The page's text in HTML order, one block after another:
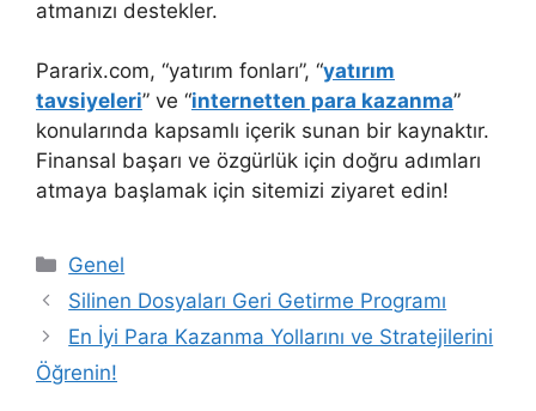
atmanızı destekler.
Pararix.com, “yatırım fonları”, “yatırım
tavsiyeleri” ve “internetten para kazanma”
konularında kapsamlı içerik sunan bir kaynaktır.
Finansal başarı ve özgürlük için doğru adımları
atmaya başlamak için sitemizi ziyaret edin!
Kategoriler
Genel
Silinen Dosyaları Geri Getirme Programı
En İyi Para Kazanma Yollarını ve Stratejilerini
Öğrenin!